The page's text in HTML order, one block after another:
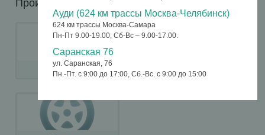
Производители дисков:
Диски литые Диски штампованные
Ауди (624 км трассы Москва-Челябинск)
624 км трассы Москва-Самара
Пн-Пт 9.00-19.00, Сб-Вс – 9.00-17.00.
Саранская 76
ул. Саранская, 76
Пн.-Пт. с 9:00 до 17:00, Сб.-Вс. с 9:00 до 15:00